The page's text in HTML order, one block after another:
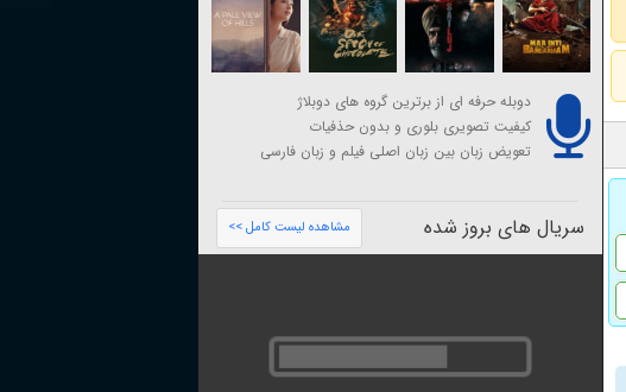
دوبله حرفه ای از برترین گروه های دوبلاژ
کیفیت تصویری بلوری و بدون حذفیات
تعویض زبان بین زبان اصلی فیلم و زبان فارسی
سریال های بروز شده مشاهده لیست کامل >>